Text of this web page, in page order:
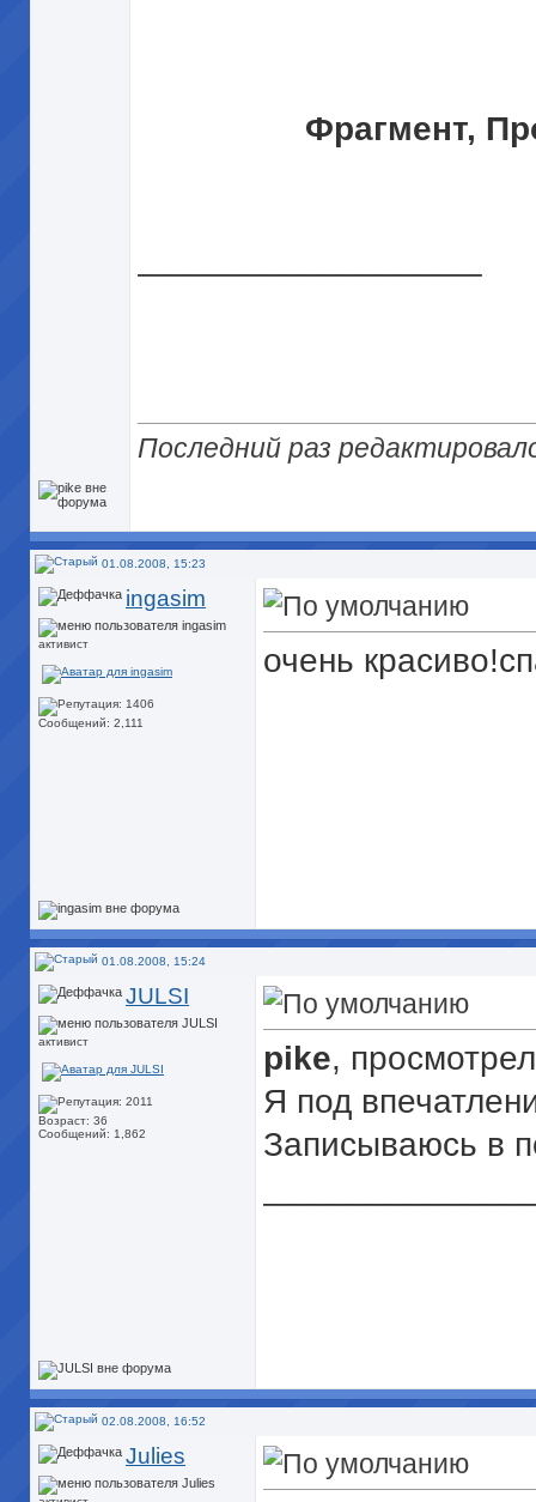
Фрагмент,
Последний раз
01.08.2008, 15:23
ingasim
активист
Сообщений: 2,111
очень
01.08.2008, 15:24
JULSI
активист
Возраст: 36
Сообщений: 1,862
pike,
Я под
Записываюсь в
02.08.2008, 16:52
Julies